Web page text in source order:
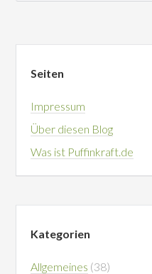
Seiten
Impressum
Über diesen Blog
Was ist Puffinkraft.de
Kategorien
Allgemeines (38)